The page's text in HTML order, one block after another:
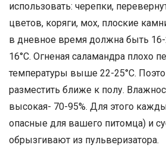
использовать: черепки,
цветов, коряги, мох, плоские
в дневное время должна быть 16-
16°С. Огненая саламандра плохо
температуры выше 22-25°С.
разместить ближе к полу.
высокая- 70-95%. Для этого
опасные для вашего питомца) и
обрызгивают из пульверизатора.